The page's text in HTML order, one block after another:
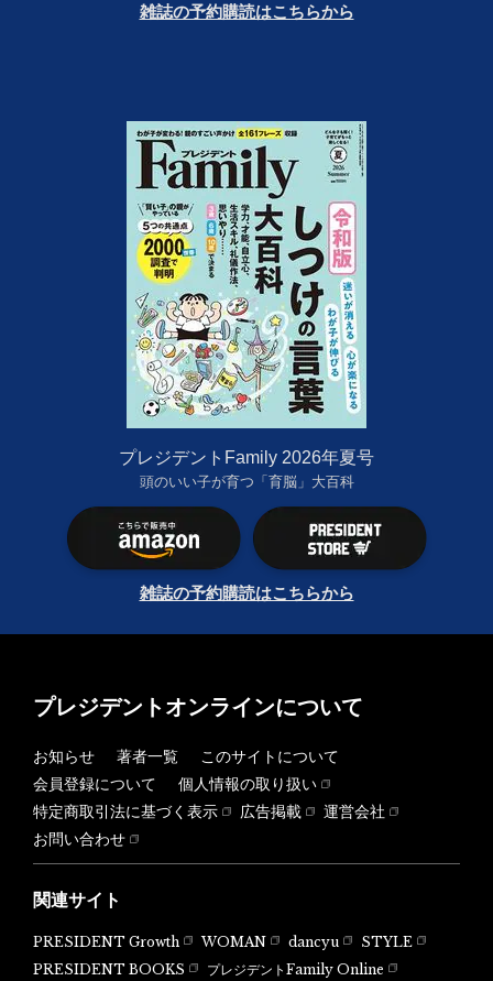
雑誌の予約購読はこちらから
プレジデントFamily 2026年夏号
頭のいい子が育つ「育脳」大百科
雑誌の予約購読はこちらから
プレジデントオンラインについて
お知らせ 著者一覧
このサイトについて
会員登録について
個人情報の取り扱い
特定商取引法に基づく表示
広告掲載
運営会社
お問い合わせ
関連サイト
PRESIDENT Growth WOMAN dancyu
STYLE
PRESIDENT BOOKS
プレジデントFamily Online